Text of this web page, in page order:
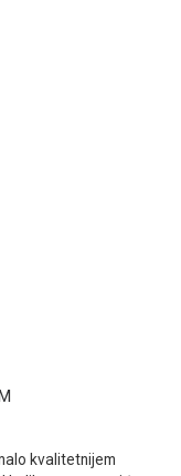
kvalitetnijem